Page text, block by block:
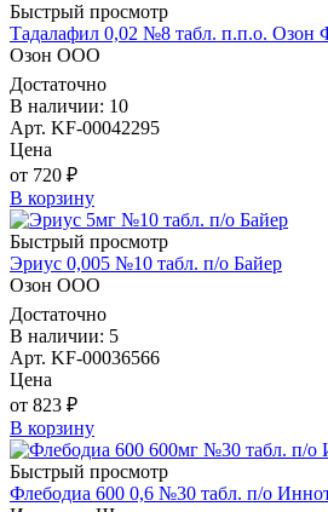
Быстрый просмотр
Тадалафил 0,02 №8 табл. п.п.о.
Озон ООО
Достаточно
В наличии: 10
Арт. KF-00042295
Цена
от 720 ₽
В корзину
Быстрый просмотр
Эриус 0,005 №10 табл. п/о Байер
Озон ООО
Достаточно
В наличии: 5
Арт. KF-00036566
Цена
от 823 ₽
В корзину
Быстрый просмотр
Флебодиа 600 0,6 №30 табл. п/о